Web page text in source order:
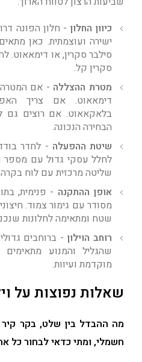
כיוון החלון - חלון הפונה
ישירה ועוצמתית. כאן
סילבר סקרין, או דימאאוט.
סקרין קל.
מטרת ההצללה - אם המטרה
דימאאוט. אם צריך
בלאקאאוט. אם רוצים גם
הבחירה הנכונה.
שיטת ההפעלה - לחדר
לחלל עסקי גדול עם מספר
שליטה מרכזית עם לוח
אופן ההתקנה - פנימית,
מסודר עם גימור צמוד.
שטח ומתאימה לחלונות
רוחב הוילון
שהגליל והמנוע
מוקדמת ועיוות.
שאלות נפוצות על
מה ההבדל בין שלט, בקר קיר
חשמלי, ומתי כדאי לבחור כל